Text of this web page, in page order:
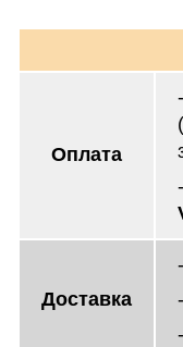
Оплата
Доставка